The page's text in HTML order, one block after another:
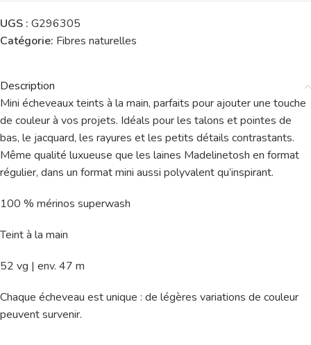
UGS : G296305
Catégorie: Fibres naturelles
Description
Mini écheveaux teints à la main, parfaits pour ajouter une touche
de couleur à vos projets. Idéals pour les talons et pointes de
bas, le jacquard, les rayures et les petits détails contrastants.
Même qualité luxueuse que les laines Madelinetosh en format
régulier, dans un format mini aussi polyvalent qu’inspirant.
100 % mérinos superwash
Teint à la main
52 vg | env. 47 m
Chaque écheveau est unique : de légères variations de couleur
peuvent survenir.